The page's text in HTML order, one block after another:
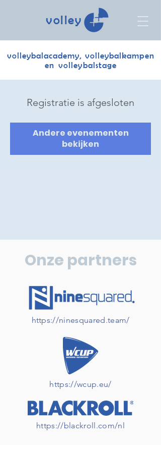
volley
volleybalacademy, volleybalkampen
en volleybalstage
Registratie is afgesloten
Andere evenementen
bekijken
Onze partners
https://ninesquared.team/
https://wcup.eu/
https://blackroll.com/nl